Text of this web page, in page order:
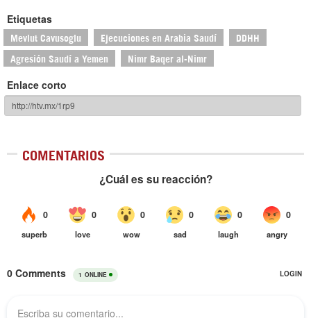
Etiquetas
Mevlut Cavusoglu Ejecuciones en Arabia Saudí DDHH
Agresión Saudí a Yemen Nimr Baqer al-Nimr
Enlace corto
COMENTARIOS